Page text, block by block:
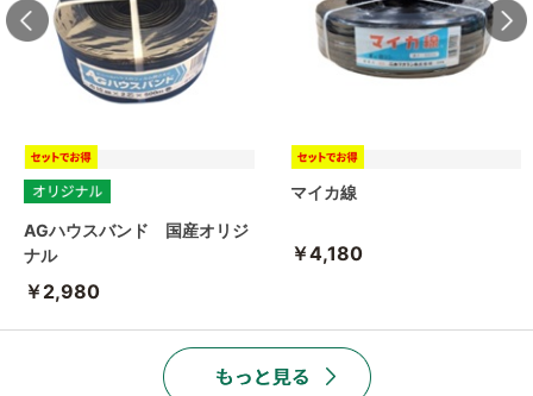
AGハウスバンド 国産オリジ
ナル
￥2,980
マイカ線
￥4,180